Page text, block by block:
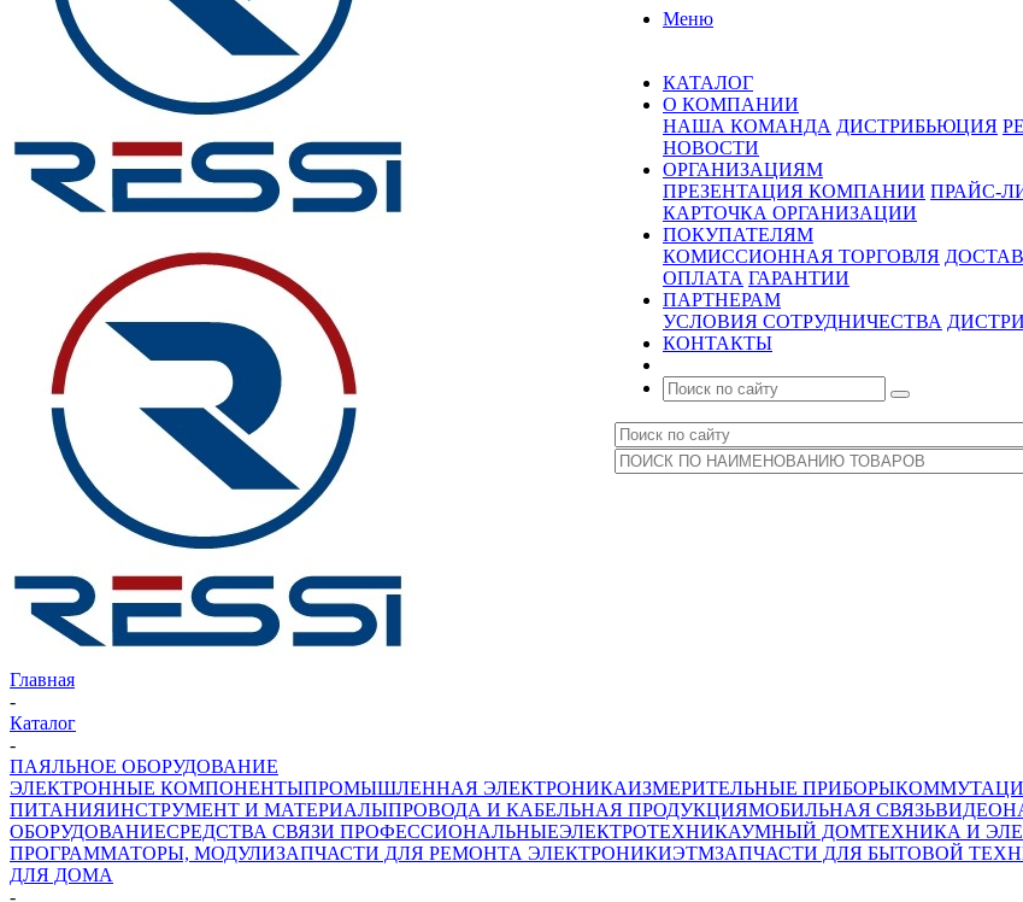
Меню
КАТАЛОГ
О КОМПАНИИ
НАША КОМАНДА ДИСТРИБЬЮЦИЯ
НОВОСТИ
ОРГАНИЗАЦИЯМ
ПРЕЗЕНТАЦИЯ КОМПАНИИ ПРАЙС-
КАРТОЧКА ОРГАНИЗАЦИИ
ПОКУПАТЕЛЯМ
КОМИССИОННАЯ ТОРГОВЛЯ
ОПЛАТА ГАРАНТИИ
ПАРТНЕРАМ
УСЛОВИЯ СОТРУДНИЧЕСТВА
КОНТАКТЫ
Главная
-
Каталог
-
ПАЯЛЬНОЕ ОБОРУДОВАНИЕ
ЭЛЕКТРОННЫЕ КОМПОНЕНТЫПРОМЫШЛЕННАЯ ЭЛЕКТРОНИКАИЗМЕРИТЕЛЬНЫЕ ПРИБОРЫ
ПИТАНИЯИНСТРУМЕНТ И МАТЕРИАЛЫПРОВОДА И КАБЕЛЬНАЯ ПРОДУКЦИЯМОБИЛЬНАЯ СВЯЗЬ
ОБОРУДОВАНИЕСРЕДСТВА СВЯЗИ ПРОФЕССИОНАЛЬНЫЕЭЛЕКТРОТЕХНИКАУМНЫЙ ДОМТЕХНИКА И
ПРОГРАММАТОРЫ, МОДУЛИЗАПЧАСТИ ДЛЯ РЕМОНТА ЭЛЕКТРОНИКИЭТМЗАПЧАСТИ ДЛЯ БЫТОВОЙ
ДЛЯ ДОМА
-